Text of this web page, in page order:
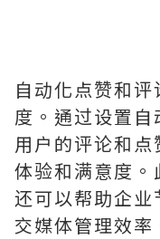
自动化点赞和
度。通过设置
用户的评论和
体验和满意度
还可以帮助企
交媒体管理效率